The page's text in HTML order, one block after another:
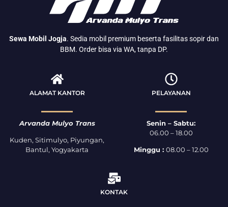
Sewa Mobil Jogja. Sedia mobil premium beserta fasilitas sopir dan
BBM. Order bisa via WA, tanpa DP.
ALAMAT KANTOR
Arvanda Mulyo Trans
Kuden, Sitimulyo, Piyungan,
Bantul, Yogyakarta
PELAYANAN
Senin – Sabtu:
06.00 – 18.00
Minggu : 08.00 – 12.00
KONTAK